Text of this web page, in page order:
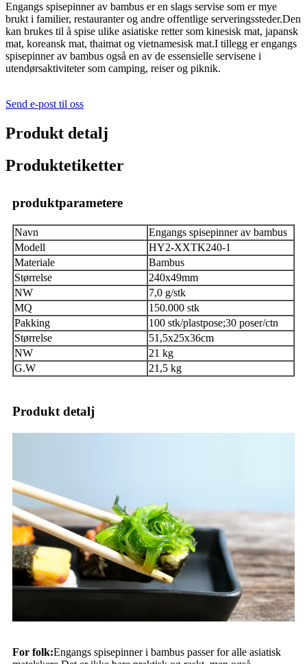
Engangs spisepinner av bambus er en slags servise som er mye
brukt i familier, restauranter og andre offentlige serveringssteder.Den
kan brukes til å spise ulike asiatiske retter som kinesisk mat, japansk
mat, koreansk mat, thaimat og vietnamesisk mat.I tillegg er engangs
spisepinner av bambus også en av de essensielle servisene i
utendørsaktiviteter som camping, reiser og piknik.
Send e-post til oss
Produkt detalj
Produktetiketter
produktparametere
Navn
Engangs spisepinner av bambus
Modell
HY2-XXTK240-1
Materiale
Bambus
Størrelse
240x49mm
NW
7,0 g/stk
MQ
150.000 stk
Pakking
100 stk/plastpose;30 poser/ctn
Størrelse
51,5x25x36cm
NW
21 kg
G.W
21,5 kg
Produkt detalj
For folk:Engangs spisepinner i bambus passer for alle asiatisk